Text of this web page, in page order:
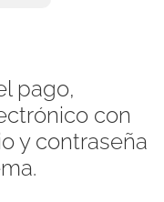
pago,
con
y contraseña